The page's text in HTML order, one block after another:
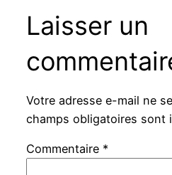
Laisser un
Votre adresse e-mail ne
champs obligatoires sont
Commentaire *